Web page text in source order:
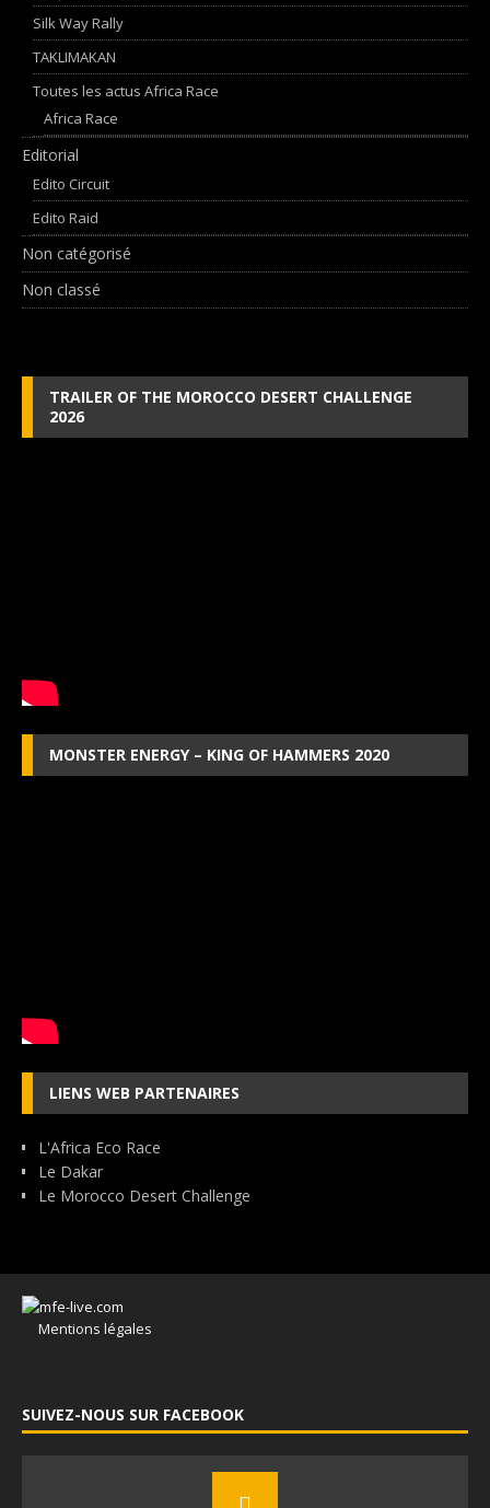
Silk Way Rally
TAKLIMAKAN
Toutes les actus Africa Race
Africa Race
Editorial
Edito Circuit
Edito Raid
Non catégorisé
Non classé
TRAILER OF THE MOROCCO DESERT CHALLENGE
2026
MONSTER ENERGY – KING OF HAMMERS 2020
LIENS WEB PARTENAIRES
L'Africa Eco Race
Le Dakar
Le Morocco Desert Challenge
Mentions légales
SUIVEZ-NOUS SUR FACEBOOK